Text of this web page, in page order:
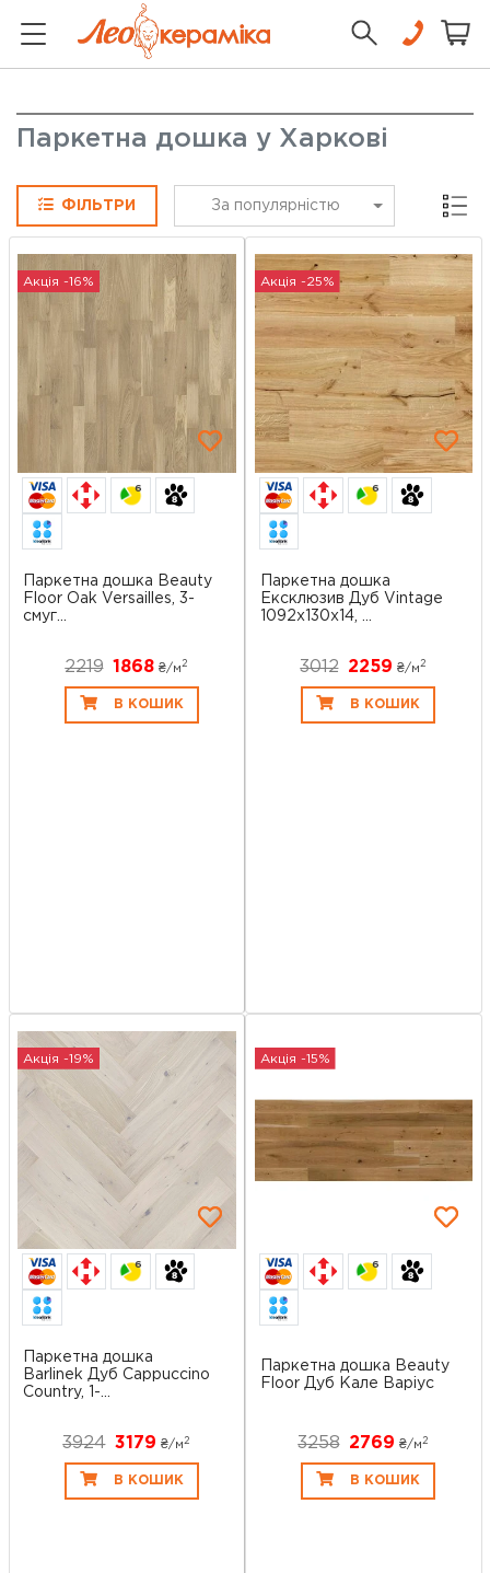
Паркетна дошка у Харкові
ФІЛЬТРИ За популярністю Сітка
Акція -16%
6
Паркетна дошка Beauty
Floor Oak Versailles, 3-
смуг...
2219 1868₴/м2
В КОШИК
Акція -25%
6
Паркетна дошка
Ексклюзив Дуб Vintage
1092x130x14, ...
3012 2259₴/м2
В КОШИК
Акція -19%
6
Паркетна дошка
Barlinek Дуб Cappuccino
Country, 1-...
3924 3179₴/м2
В КОШИК
Акція -15%
6
Паркетна дошка Beauty
Floor Дуб Кале Варіус
3258 2769₴/м2
В КОШИК